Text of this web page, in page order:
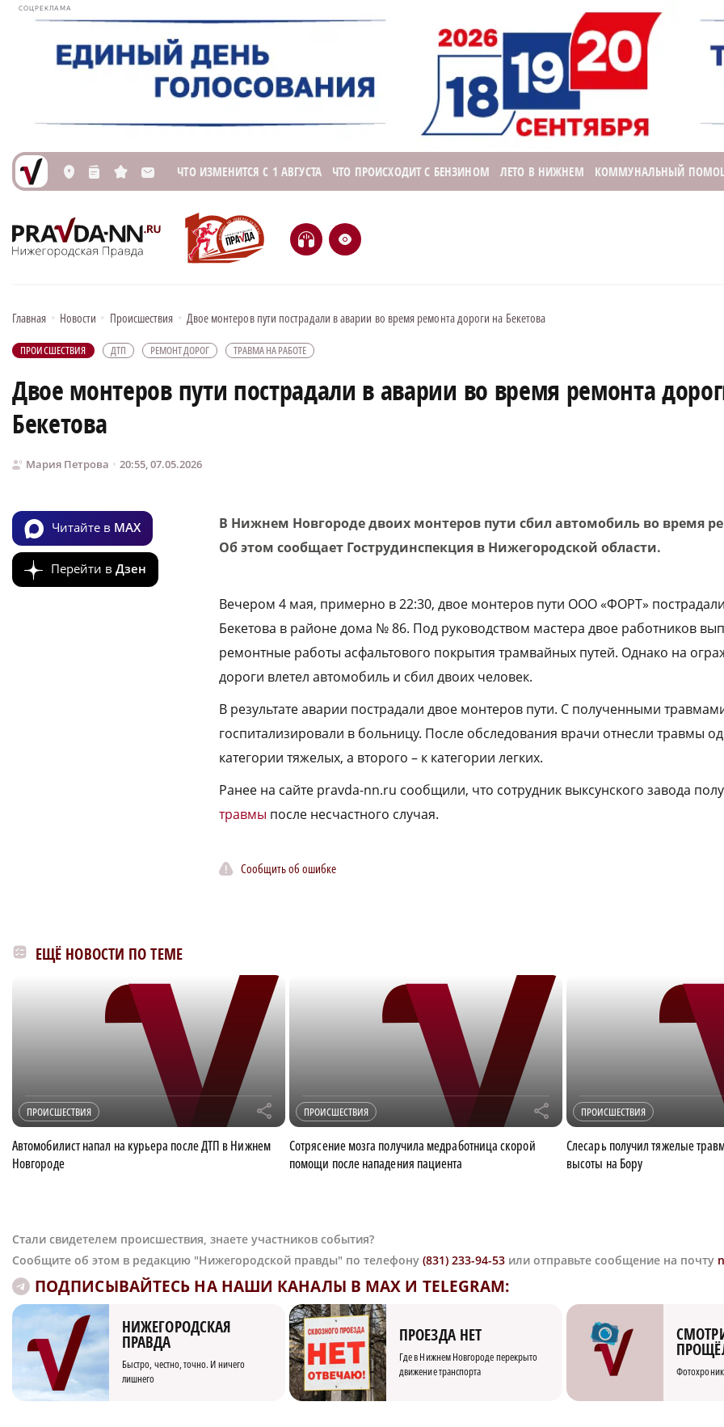
СОЦРЕКЛАМА
L n s M ЧТО ИЗМЕНИТСЯ С 1 АВГУСТА ЧТО ПРОИСХОДИТ С БЕНЗИНОМ ЛЕТО В НИЖНЕМ КОММУНАЛЬНЫЙ
H e
Главная • Новости • Происшествия • Двое монтеров пути пострадали в аварии во время ремонта дороги на Бекетова
ПРОИСШЕСТВИЯ ДТП РЕМОНТ ДОРОГ ТРАВМА НА РАБОТЕ
Двое монтеров пути пострадали в аварии во время ремонта
Бекетова
Мария Петрова 20:55, 07.05.2026
Читайте в MAX
Перейти в Дзен
В Нижнем Новгороде двоих монтеров пути сбил автомобиль во время
Об этом сообщает Гострудинспекция в Нижегородской области.
Вечером 4 мая, примерно в 22:30, двое монтеров пути ООО «ФОРТ»
Бекетова в районе дома № 86. Под руководством мастера двое работников
ремонтные работы асфальтового покрытия трамвайных путей. Однако на
дороги влетел автомобиль и сбил двоих человек.
В результате аварии пострадали двое монтеров пути. С полученными
госпитализировали в больницу. После обследования врачи отнесли травмы
категории тяжелых, а второго – к категории легких.
Ранее на сайте pravda-nn.ru сообщили, что сотрудник выксунского завода
травмы после несчастного случая.
Сообщить об ошибке
ЕЩЁ НОВОСТИ ПО ТЕМЕ
ПРОИСШЕСТВИЯ r
Автомобилист напал на курьера после ДТП в Нижнем
Новгороде
ПРОИСШЕСТВИЯ r
Сотрясение мозга получила медработница скорой
помощи после нападения пациента
ПРОИСШЕСТВИЯ
Слесарь получил тяжелые
высоты на Бору
Стали свидетелем происшествия, знаете участников события?
Сообщите об этом в редакцию "Нижегородской правды" по телефону (831) 233-94-53 или отправьте сообщение на почту
ПОДПИСЫВАЙТЕСЬ НА НАШИ КАНАЛЫ В MAX И TELEGRAM:
НИЖЕГОРОДСКАЯ
ПРАВДА
Быстро, честно, точно. И ничего
лишнего
ПРОЕЗДА НЕТ
Где в Нижнем Новгороде перекрыто
движение транспорта